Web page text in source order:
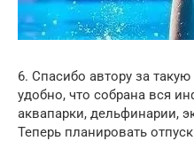
6. Спасибо автору за
удобно, что собрана вся
аквапарки, дельфинарии,
Теперь планировать